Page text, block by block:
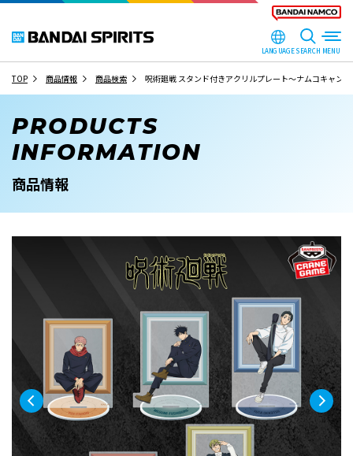
LANGUAGESEARCH
TOP 商品情報 商品検索 呪術廻戦 スタンド付きアクリルプレート～ナムコキャン
PRODUCTS
INFORMATION
商品情報